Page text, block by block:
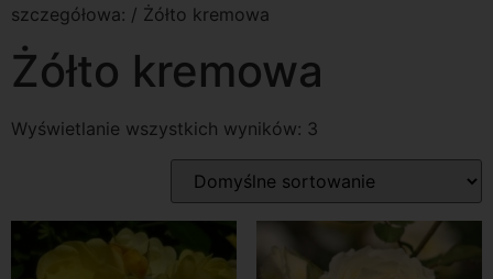
szczegółowa: / Żółto kremowa
Żółto kremowa
Wyświetlanie wszystkich wyników: 3